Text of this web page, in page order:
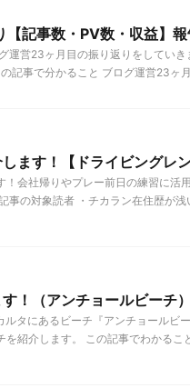
記事数・PV数・収益】
運営23ヶ月目の振り返りをしてい
記事で分かること ブログ運営23ヶ
ます！【ドライビングレン
会社帰りやプレー前日の練習に活
事の対象読者 ・チカラン在住歴が
！（アンチョールビーチ）
タにあるビーチ『アンチョールビ
紹介します。 この記事でわかるこ